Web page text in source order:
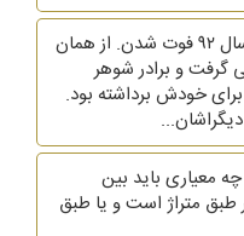
سلام و وقتتون بخیر. پدر شوهرم سال ۹۲ فوت شدن. از همان
گرفت و برادر شوهر
برای خودش برداشته بود.
معیاری باید بین
طبق متراژ است و یا طبق